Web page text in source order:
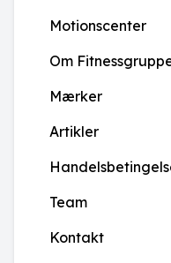
Motionscenter
Om
Mærker
Artikler
Team
Kontakt